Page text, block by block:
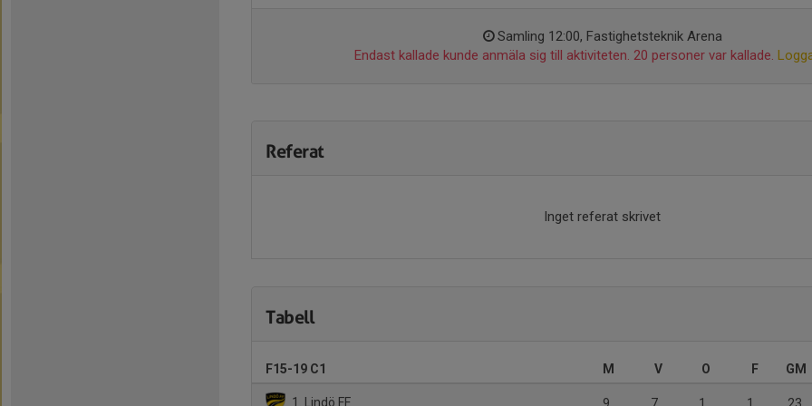
Samling 12:00, Fastighetsteknik Arena
Endast kallade kunde anmäla sig till aktiviteten. 20 personer var kallade.
Referat
Inget referat skrivet
Tabell
F15-19 C1 M V O F GM
1. Lindö FF